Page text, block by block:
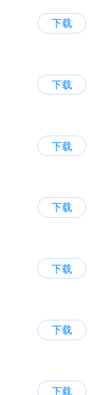
下载
下载
下载
下载
下载
下载
下载